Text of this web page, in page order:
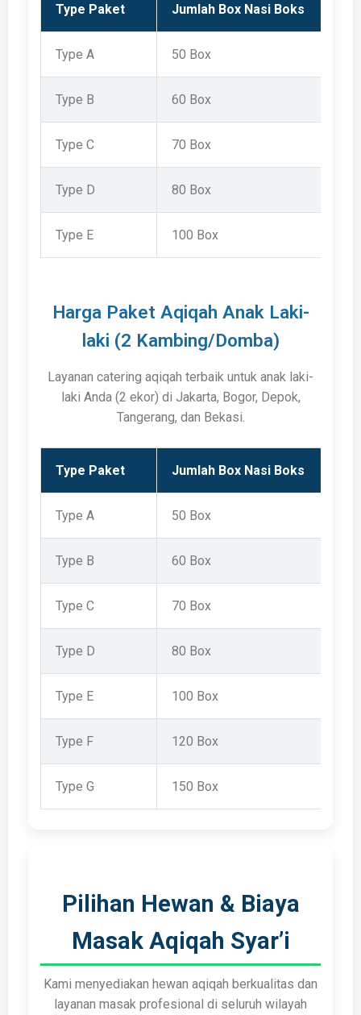
Type Paket Jumlah Box Nasi Boks
Type A 50 Box
Type B 60 Box
Type C 70 Box
Type D 80 Box
Type E 100 Box
Harga Paket Aqiqah Anak Laki-
laki (2 Kambing/Domba)
Layanan catering aqiqah terbaik untuk anak laki-
laki Anda (2 ekor) di Jakarta, Bogor, Depok,
Tangerang, dan Bekasi.
Type Paket Jumlah Box Nasi Boks
Type A 50 Box
Type B 60 Box
Type C 70 Box
Type D 80 Box
Type E 100 Box
Type F 120 Box
Type G 150 Box
Pilihan Hewan & Biaya
Masak Aqiqah Syar’i
Kami menyediakan hewan aqiqah berkualitas dan
layanan masak profesional di seluruh wilayah